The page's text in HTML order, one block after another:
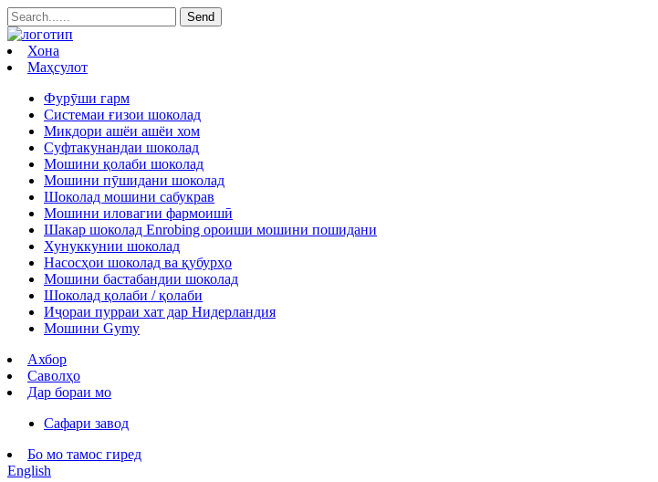
Хона
Маҳсулот
Фурӯши гарм
Системаи ғизои шоколад
Микдори ашёи ашёи хом
Суфтакунандаи шоколад
Мошини қолаби шоколад
Мошини пӯшидани шоколад
Шоколад мошини сабукрав
Мошини иловагии фармоишӣ
Шакар шоколад Enrobing ороиши мошини пошидани
Хунуккунии шоколад
Насосҳои шоколад ва қубурҳо
Мошини бастабандии шоколад
Шоколад қолаби / қолаби
Иҷораи пурраи хат дар Нидерландия
Мошини Gymy
Ахбор
Саволҳо
Дар бораи мо
Сафари завод
Бо мо тамос гиред
English